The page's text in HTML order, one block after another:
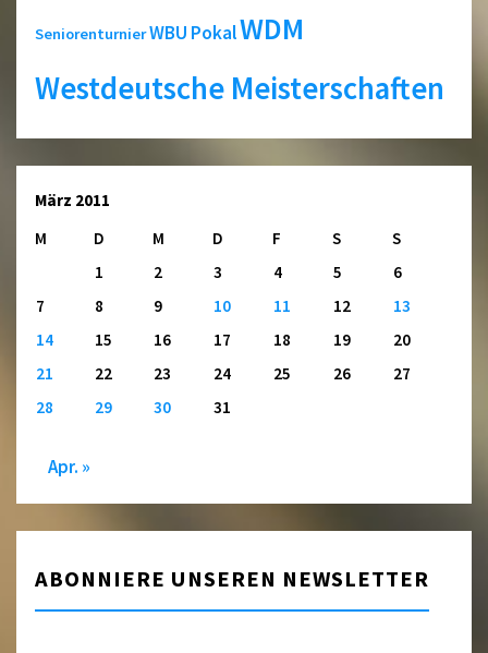
SeniorenturnierWBU PokalWDM
Westdeutsche Meisterschaften
März 2011
M
D M D F S
S
1
2 3 4 5
6
7
8 9 10 11 12
13
14
15 16 17 18 19
20
21
22 23 24 25 26
27
28
29 30 31
Apr. »
ABONNIERE UNSEREN NEWSLETTER